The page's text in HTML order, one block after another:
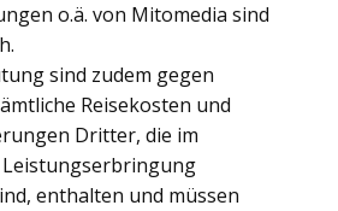
o.ä. von Mitomedia sind
sind zudem gegen
Reisekosten und
Dritter, die im
Leistungserbringung
enthalten und müssen